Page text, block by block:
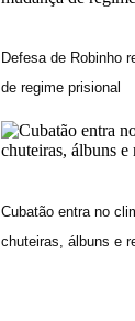
Defesa de Robinho
de regime prisional
Cubatão entra no
chuteiras, álbuns e